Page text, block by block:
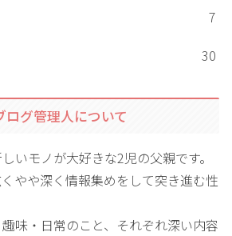
7
30
ログ管理人について
いモノが大好きな2児の父親です。
やや深く情報集めをして突き進む性
味・日常のこと、それぞれ深い内容